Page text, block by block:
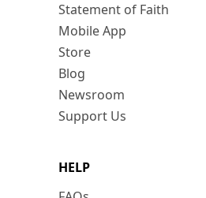
Statement of Faith
Mobile App
Store
Blog
Newsroom
Support Us
HELP